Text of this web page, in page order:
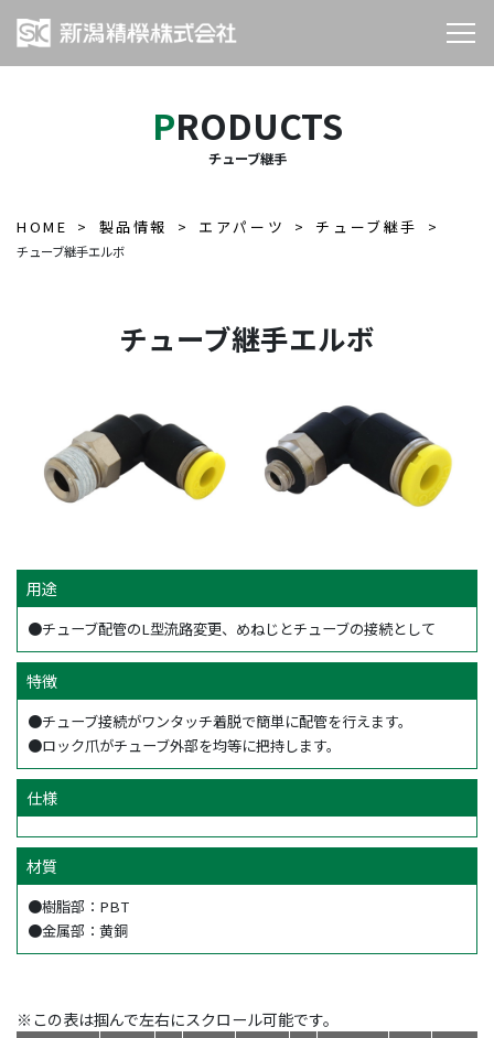
PRODUCTS
チューブ継手
HOME 製品情報 エアパーツ チューブ継手
チューブ継手エルボ
チューブ継手エルボ
用途
●チューブ配管のL型流路変更、めねじとチューブの接続として
特徴
●チューブ接続がワンタッチ着脱で簡単に配管を行えます。
●ロック爪がチューブ外部を均等に把持します。
仕様
材質
●樹脂部：PBT
●金属部：黄銅
※この表は掴んで左右にスクロール可能です。